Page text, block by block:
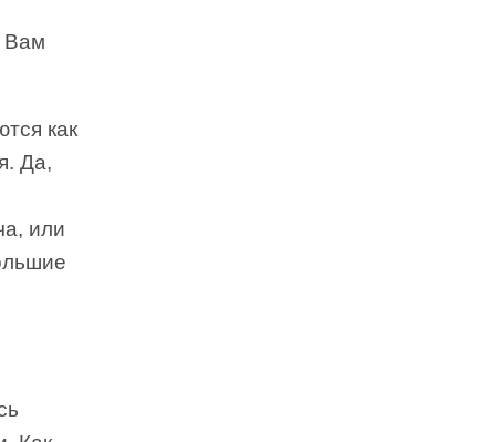
Вам
как
Да,
или